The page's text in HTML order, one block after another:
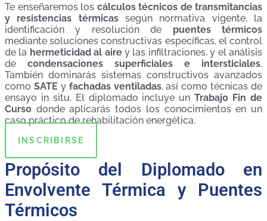
Te enseñaremos los cálculos técnicos de transmitancias
y resistencias térmicassegún normativa vigente, la
identificación y resolución de puentes térmicos
mediante soluciones constructivas específicas, el control
de la hermeticidad al airey las infiltraciones, y el análisis
de condensaciones superficiales e intersticiales.
También dominarás sistemas constructivos avanzados
como SATE y fachadas ventiladas, así como técnicas de
ensayo in situ. El diplomado incluye unTrabajo Fin de
Curso donde aplicarás todos los conocimientos en un
caso práctico de rehabilitación energética.
INSCRIBIRSE
Propósito del Diplomado en
Envolvente Térmica y Puentes
Térmicos